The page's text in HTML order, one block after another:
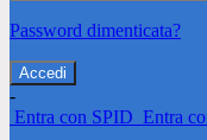
Password dimenticata?
-
Entra con SPID Entra